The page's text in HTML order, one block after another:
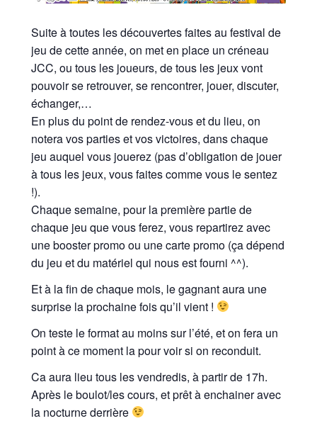
Suite à toutes les découvertes faites au festival de
jeu de cette année, on met en place un créneau
JCC, ou tous les joueurs, de tous les jeux vont
pouvoir se retrouver, se rencontrer, jouer, discuter,
échanger,…
En plus du point de rendez-vous et du lieu, on
notera vos parties et vos victoires, dans chaque
jeu auquel vous jouerez (pas d’obligation de jouer
à tous les jeux, vous faites comme vous le sentez
!).
Chaque semaine, pour la première partie de
chaque jeu que vous ferez, vous repartirez avec
une booster promo ou une carte promo (ça dépend
du jeu et du matériel qui nous est fourni ^^).
Et à la fin de chaque mois, le gagnant aura une
surprise la prochaine fois qu’il vient !
On teste le format au moins sur l’été, et on fera un
point à ce moment la pour voir si on reconduit.
Ca aura lieu tous les vendredis, à partir de 17h.
Après le boulot/les cours, et prêt à enchainer avec
la nocturne derrière